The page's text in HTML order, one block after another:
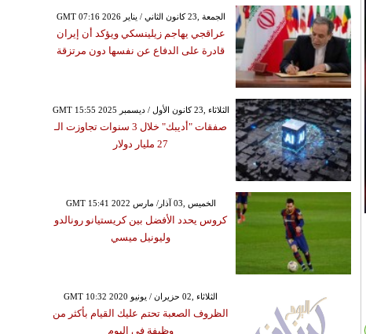
GMT 07:16 2026 الجمعة ,23 كانون الثاني / يناير
عراقجي يهاجم زيلينسكي ويؤكد أن إيران
قادرة على الدفاع عن نفسها دون مرتزقة
GMT 15:55 2025 الثلاثاء ,23 كانون الأول / ديسمبر
صفقات "أديبك" خلال 3 سنوات تجاوزت الـ
27 مليار دولار
GMT 15:41 2022 الخميس ,03 آذار/ مارس
كروس يحدد الأفضل بين كريستيانو رونالدو
وليونيل ميسي
GMT 10:32 2020 الثلاثاء ,02 حزيران / يونيو
الظروف الصعبة تحتم عليك القيام بأكثر من
وظيفة في اليوم